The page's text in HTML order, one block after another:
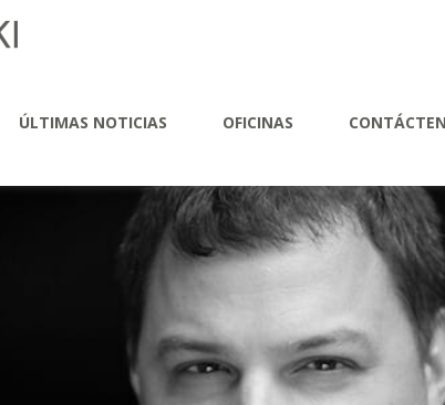
ÚLTIMAS NOTICIAS OFICINAS